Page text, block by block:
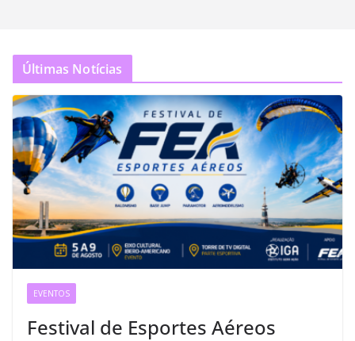
Últimas Notícias
EVENTOS
Festival de Esportes Aéreos